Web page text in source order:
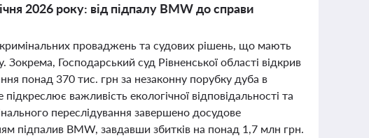
2026 року: від підпалу BMW до справи
кримінальних проваджень та судових рішень, що мають
Господарський суд Рівненської області відкрив
понад 370 тис. грн за незаконну порубку дуба в
важливість екологічної відповідальності та
переслідування завершено досудове
підпалив BMW, завдавши збитків на понад 1,7 млн грн.